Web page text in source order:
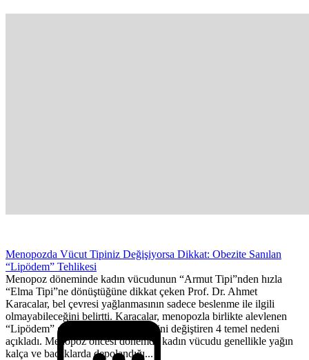
Menopozda Vücut Tipiniz Değişiyorsa Dikkat: Obezite Sanılan
“Lipödem” Tehlikesi
Menopoz döneminde kadın vücudunun “Armut Tipi”nden hızla
“Elma Tipi”ne dönüştüğüne dikkat çeken Prof. Dr. Ahmet
Karacalar, bel çevresi yağlanmasının sadece beslenme ile ilgili
olmayabileceğini belirtti. Karacalar, menopozla birlikte alevlenen
“Lipödem” gerçeğini ve vücut şeklini değiştiren 4 temel nedeni
açıkladı. Menopoz öncesi dönemde kadın vücudu genellikle yağın
kalça ve bacaklarda depolandığı...